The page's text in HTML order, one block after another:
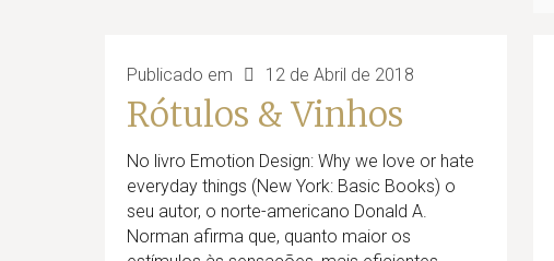
Publicado em 12 de Abril de 2018
Rótulos & Vinhos
No livro Emotion Design: Why we love or hate
everyday things (New York: Basic Books) o
seu autor, o norte-americano Donald A.
Norman afirma que, quanto maior os